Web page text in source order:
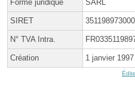
Forme juridique SARL
SIRET
N° TVA Intra.
Création 1 janvier 1997